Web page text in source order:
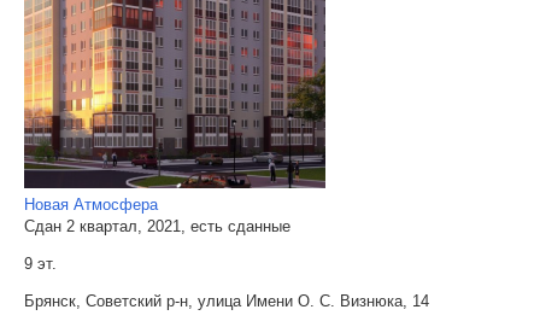
Новая Атмосфера
Сдан 2 квартал, 2021, есть сданные
9 эт.
Брянск, Советский р-н, улица Имени О. С. Визнюка, 14